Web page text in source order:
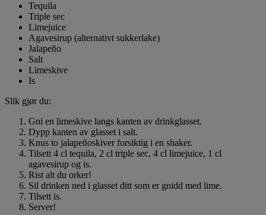
Tequila
Triple sec
Limejuice
Agavesirup (alternativt sukkerlake)
Jalapeño
Salt
Limeskive
Is
Slik gjør du:
Gni en limeskive langs kanten av drinkglasset.
Dypp kanten av glasset i salt.
Knus to jalapeñoskiver forsiktig i en shaker.
Tilsett 4 cl tequila, 2 cl triple sec, 4 cl limejuice, 1 cl
agavesirup og is.
Rist alt du orker!
Sil drinken ned i glasset ditt som er gnidd med lime.
Tilsett is.
Server!